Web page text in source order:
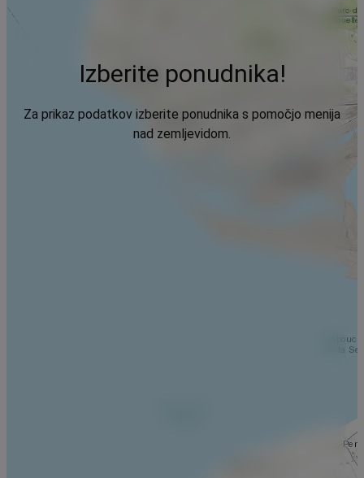
Izberite ponudnika!
Za prikaz podatkov izberite ponudnika s pomočjo menija
nad zemljevidom.